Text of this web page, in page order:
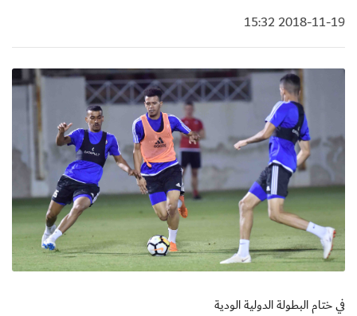
2018-11-19 15:32
في ختام البطولة الدولية الودية